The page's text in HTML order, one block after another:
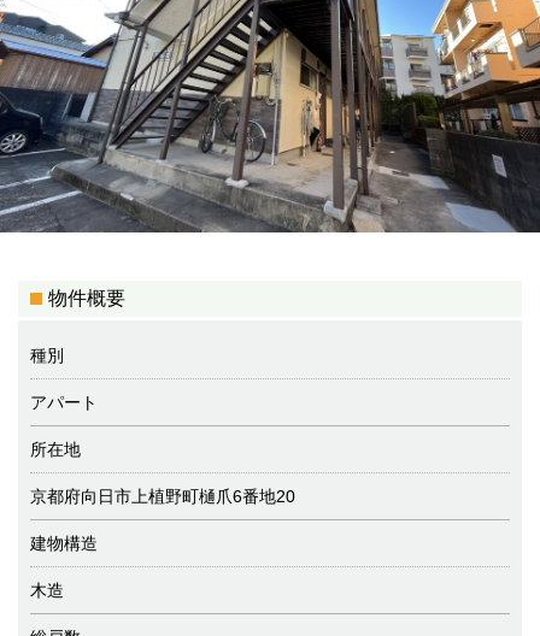
物件概要
種別
アパート
所在地
京都府向日市上植野町樋爪6番地20
建物構造
木造